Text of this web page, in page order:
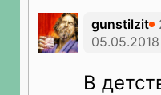
gunstilzit
В